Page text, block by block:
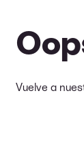
Vuelve a